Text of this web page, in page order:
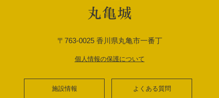
施設情報 よくある質問
〒763-0025 香川県丸亀市一番丁
個人情報の保護について